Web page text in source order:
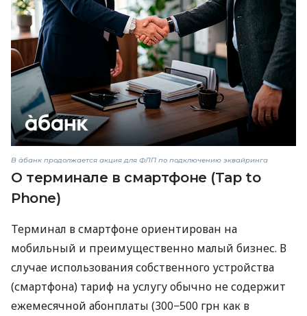
В àбанк продолжается акция для ФЛП по подключению эквайринга
О терминале в смартфоне (Tap to
Phone)
Терминал в смартфоне ориентирован на
мобильный и преимущественно малый бизнес. В
случае использования собственного устройства
(смартфона) тариф на услугу обычно не содержит
ежемесячной абонплаты (300−500 грн как в